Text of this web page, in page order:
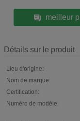
meilleur
Détails sur le produit
Lieu d'origine:
Nom de marque:
Certification:
Numéro de modèle: